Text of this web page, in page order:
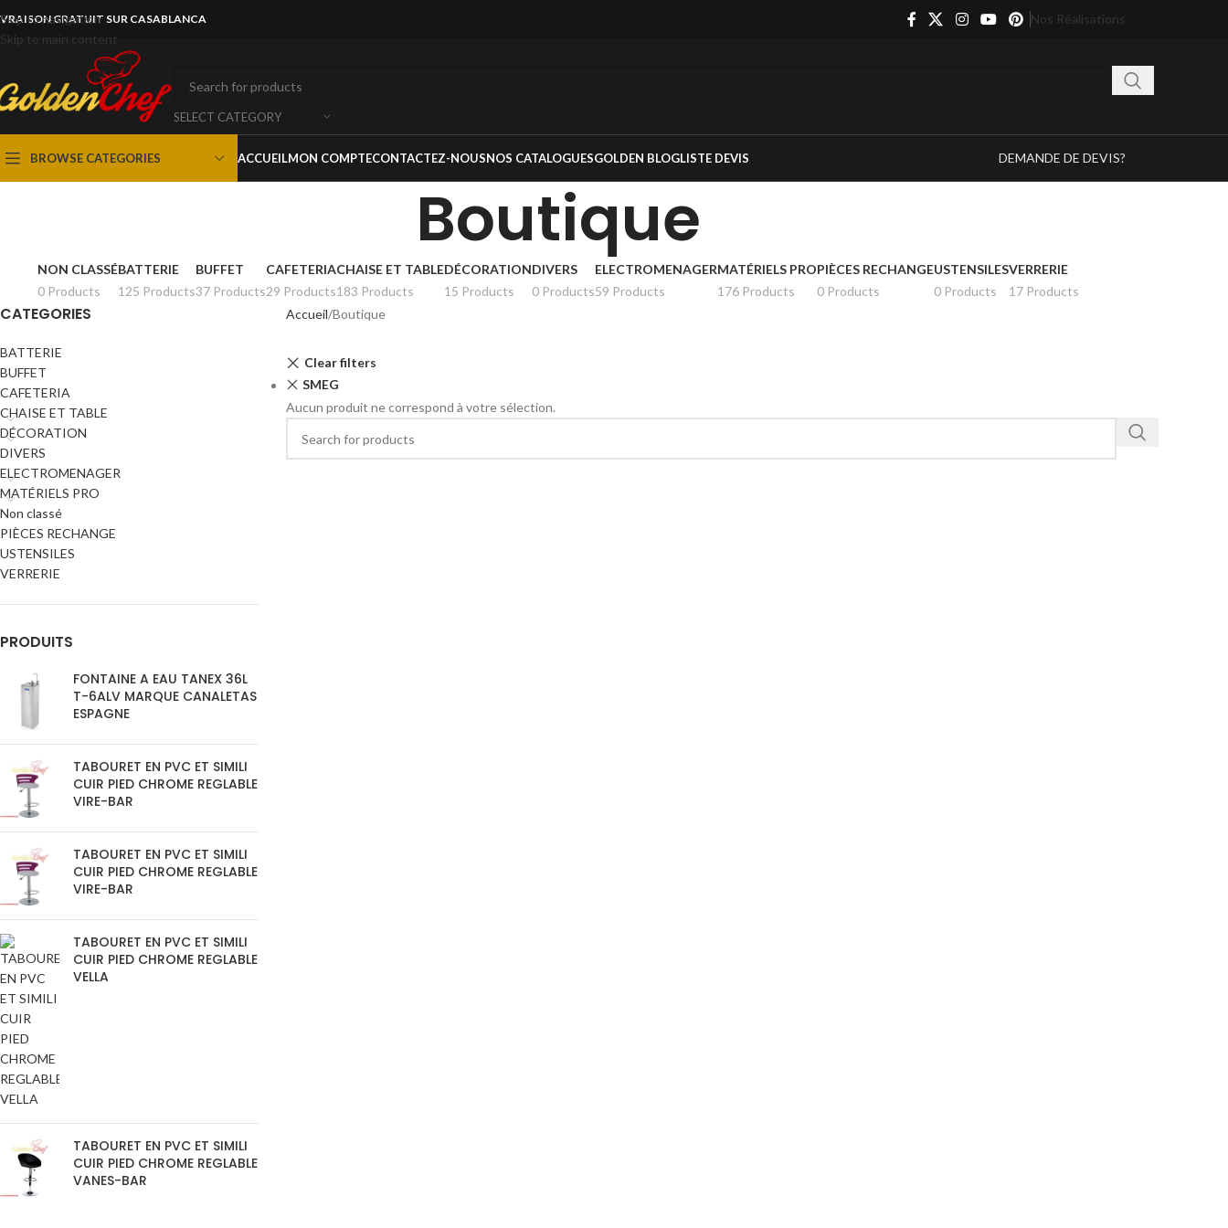
Skip to navigation
Skip to main content
GRATUIT SUR CASABLANCA Nos Réalisations
SELECT CATEGORY
BROWSE CATEGORIES ACCUEILMON COMPTECONTACTEZ-NOUSNOS CATALOGUESGOLDEN BLOGLISTE DEVIS DEMANDE DE DEVIS?
Boutique
NON CLASSÉ
0 Products
BATTERIE
125 Products
BUFFET
37 Products
CAFETERIA
29 Products
CHAISE ET TABLE
183 Products
DÉCORATION
15 Products
DIVERS
0 Products
ELECTROMENAGER
59 Products
MATÉRIELS PRO
176 Products
PIÈCES RECHANGE
0 Products
USTENSILES
0 Products
VERRERIE
17 Products
CATEGORIES
BATTERIE
BUFFET
CAFETERIA
CHAISE ET TABLE
DÉCORATION
DIVERS
ELECTROMENAGER
MATÉRIELS PRO
Non classé
PIÈCES RECHANGE
USTENSILES
VERRERIE
PRODUITS
FONTAINE A EAU TANEX 36L
T-6ALV MARQUE CANALETAS
ESPAGNE
TABOURET EN PVC ET SIMILI
CUIR PIED CHROME REGLABLE
VIRE-BAR
TABOURET EN PVC ET SIMILI
CUIR PIED CHROME REGLABLE
VIRE-BAR
TABOURET EN PVC ET SIMILI
CUIR PIED CHROME REGLABLE
VELLA
TABOURET EN PVC ET SIMILI
CUIR PIED CHROME REGLABLE
VANES-BAR
Accueil Boutique
Clear filters
SMEG
Aucun produit ne correspond à votre sélection.